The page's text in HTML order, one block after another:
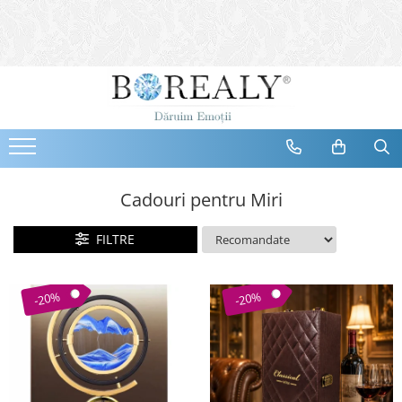
Bijuterii
Cercei
Bratari
Destinatari
Bijuterii Femei
Bijuterii Copii
Bijuterii Mirese
Cadouri pentru Miri
FILTRE
-20% -20%